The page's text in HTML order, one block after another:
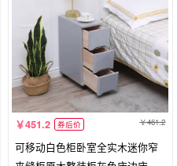
451.2 券后价 461.2
可移动白色柜卧室全实木迷你窄